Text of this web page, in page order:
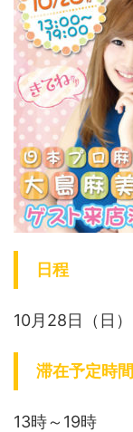
日程
10月28日（日）
滞在予定時間
13時～19時